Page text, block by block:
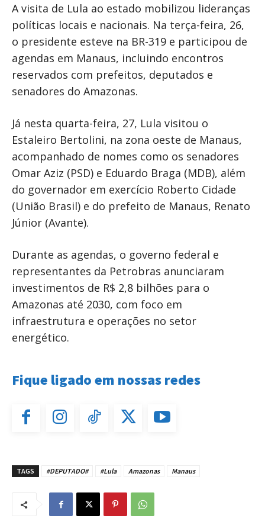
A visita de Lula ao estado mobilizou lideranças
políticas locais e nacionais. Na terça-feira, 26,
o presidente esteve na BR-319 e participou de
agendas em Manaus, incluindo encontros
reservados com prefeitos, deputados e
senadores do Amazonas.
Já nesta quarta-feira, 27, Lula visitou o
Estaleiro Bertolini, na zona oeste de Manaus,
acompanhado de nomes como os senadores
Omar Aziz (PSD) e Eduardo Braga (MDB), além
do governador em exercício Roberto Cidade
(União Brasil) e do prefeito de Manaus, Renato
Júnior (Avante).
Durante as agendas, o governo federal e
representantes da Petrobras anunciaram
investimentos de R$ 2,8 bilhões para o
Amazonas até 2030, com foco em
infraestrutura e operações no setor
energético.
Fique ligado em nossas redes
TAGS #DEPUTADO# #Lula Amazonas Manaus